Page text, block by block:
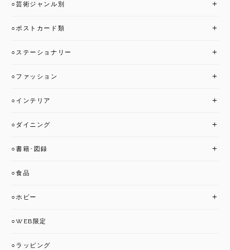
○芸術ジャンル別
○ポストカード類
○ステーショナリー
○ファッション
○インテリア
○ダイニング
○書籍･図録
○食品
○ホビー
○WEB限定
○ラッピング